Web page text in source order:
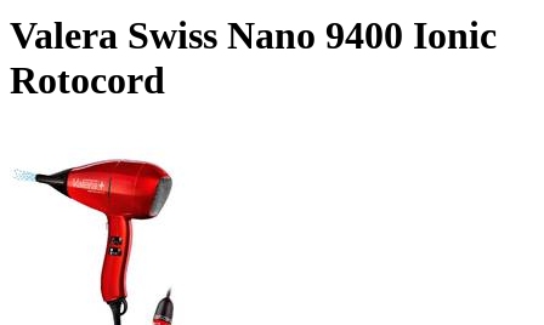
Valera Swiss Nano 9400 Ionic
Rotocord